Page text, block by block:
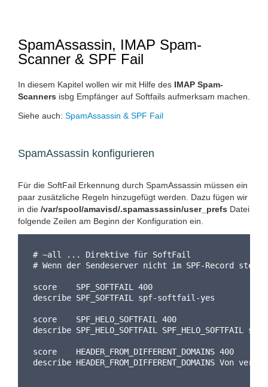
SpamAssassin, IMAP Spam-
Scanner & SPF Fail
In diesem Kapitel wollen wir mit Hilfe des IMAP Spam-
Scanners isbg Empfänger auf Softfails aufmerksam machen.
Siehe auch: SpamAssassin & SPF Fail
SpamAssassin konfigurieren
Für die SoftFail Erkennung durch SpamAssassin müssen ein
paar zusätzliche Regeln hinzugefügt werden. Dazu fügen wir
in die /var/spool/amavisd/.spamassassin/user_prefs Datei
folgende Zeilen am Beginn der Konfiguration ein.
# ~all ... Direktive für SoftFail
# Wenn der Sendeserver nicht im SPF-Record
score    SPF_SOFTFAIL 400
describe SPF_SOFTFAIL spf-softfail-yes
score    SPF_HELO_SOFTFAIL 400
describe SPF_HELO_SOFTFAIL SPF_HELO_SOFTFAIL
score    HEADER_FROM_DIFFERENT_DOMAINS 400
describe HEADER_FROM_DIFFERENT_DOMAINS